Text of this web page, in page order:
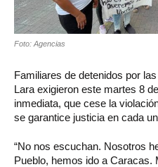
Foto: Agencias
Familiares de detenidos por
Lara exigieron este martes 8
inmediata, que cese la
se garantice justicia en cada
“No nos escuchan. Nosotros
Pueblo, hemos ido a